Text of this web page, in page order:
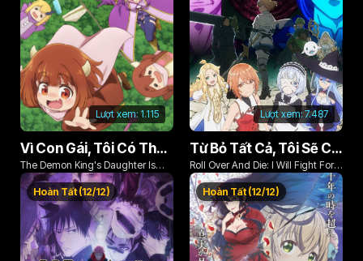
Lượt xem: 1.115
Vì Con Gái, Tôi Có Thể Đánh Bại Cả Ma Vương
The Demon King's Daughter Is
Too Kind!!
Lượt xem: 7.487
Từ Bỏ Tất Cả, Tôi Sẽ Chiến Đấu Cho Một Cuộc Sống Bình Thường Với Tình Yêu Của Đời Mình Và Chiếc Thanh Kiếm Bị Nguyền Rủa!
Roll Over And Die: I Will Fight For
An Ordinary Life With My Love And
Cursed Sword!
Hoàn Tất (12/12) Hoàn Tất (12/12)